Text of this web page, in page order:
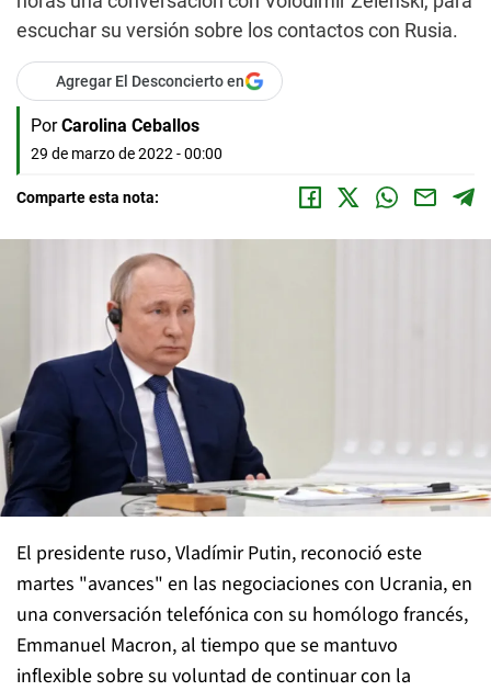
escuchar su versión sobre los contactos con Rusia.
Agregar El Desconcierto en
Por Carolina Ceballos
29 de marzo de 2022 - 00:00
Comparte esta nota:
El presidente ruso, Vladímir Putin, reconoció este
martes "avances" en las negociaciones con Ucrania, en
una conversación telefónica con su homólogo francés,
Emmanuel Macron, al tiempo que se mantuvo
inflexible sobre su voluntad de continuar con la